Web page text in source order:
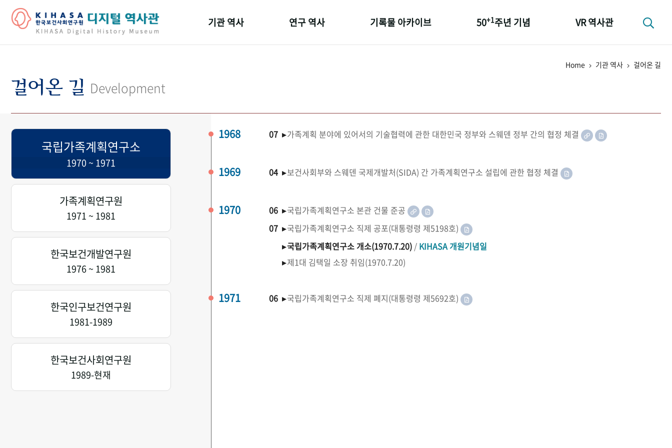
기관 역사 연구 역사 기록물 아카이브 50+1주년 기념 VR 역사관
Home 기관 역사 걸어온 길
걸어온 길 Development
국립가족계획연구소
1970 ~ 1971
가족계획연구원
1971 ~ 1981
한국보건개발연구원
1976 ~ 1981
한국인구보건연구원
1981-1989
한국보건사회연구원
1989-현재
1968 07 ▸가족계획 분야에 있어서의 기술협력에 관한 대한민국 정부와 스웨덴 정부 간의 협정 체결
1969 04 ▸보건사회부와 스웨덴 국제개발처(SIDA) 간 가족계획연구소 설립에 관한 협정 체결
1970 06 ▸국립가족계획연구소 본관 건물 준공
07 ▸국립가족계획연구소 직제 공포(대통령령 제5198호)
▸국립가족계획연구소 개소(1970.7.20) / KIHASA 개원기념일
▸제1대 김택일 소장 취임(1970.7.20)
1971 06 ▸국립가족계획연구소 직제 폐지(대통령령 제5692호)